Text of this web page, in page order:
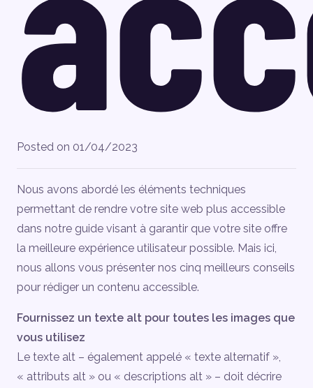
Posted on 01/04/2023
Nous avons abordé les éléments techniques
permettant de rendre votre site web plus accessible
dans notre guide visant à garantir que votre site offre
la meilleure expérience utilisateur possible. Mais ici,
nous allons vous présenter nos cinq meilleurs conseils
pour rédiger un contenu accessible.
Fournissez un texte alt pour toutes les images que
vous utilisez
Le texte alt – également appelé « texte alternatif »,
« attributs alt » ou « descriptions alt » – doit décrire